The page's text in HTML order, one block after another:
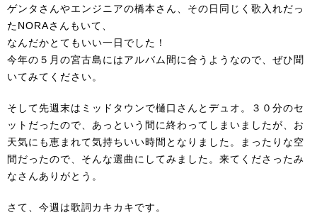
ゲンタさんやエンジニアの橋本さん
、その日同じく歌入れだっ
たNORAさんもいて、
なんだかとてもいい一日でした！
今年の５月の宮古島にはアルバム間に合うようなので、ぜひ聞
いてみてください。
そして先週末はミッドタウンで樋口さんとデュオ。３０分のセ
ットだったので、あっという間に終わってしまいましたが、お
天気にも恵まれて気持ちいい時間となりました。まったりな空
間だったので、そんな選曲にしてみました。来てくださったみ
なさんありがとう。
さて、今週は歌詞カキカキです。